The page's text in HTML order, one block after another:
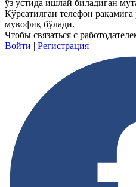
ўз устида ишлай биладиган
Кўрсатилган телефон
мувофиқ бўлади.
Чтобы связаться с
Войти | Регистрация